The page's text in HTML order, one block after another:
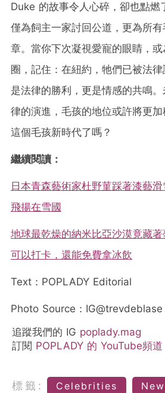
Duke 的故事令人心碎，卻也點燃
僅為飼主一家討回公道，更為所
章。當你下次凝視愛寵的眼睛，
圈，記住：在紐約，牠們已被法
是法律的勝利，更是情感的共鳴
律的演進，毛孩的地位或許將更
這個毛孩新時代了嗎？
繼續閱讀：
日本青森藝術家杜野菫踩著漆藝
飛揚在雪國
地球最乾燥的納米比亞沙漠竟藏
可以打卡，還能免費拿冰飲
Text：POPLADY Editorial
Photo Source：IG@trevdeblase
追蹤我們的 IG poplady.mag
訂閱 POPLADY 的 YouTube頻道
標籤: Celebrities